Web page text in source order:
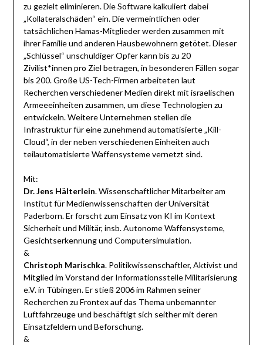
zu gezielt eliminieren. Die Software kalkuliert dabei
„Kollateralschäden“ ein. Die vermeintlichen oder
tatsächlichen Hamas-Mitglieder werden zusammen mit
ihrer Familie und anderen Hausbewohnern getötet. Dieser
„Schlüssel“ unschuldiger Opfer kann bis zu 20
Zivilist*innen pro Ziel betragen, in besonderen Fällen sogar
bis 200. Große US-Tech-Firmen arbeiteten laut
Recherchen verschiedener Medien direkt mit israelischen
Armeeeinheiten zusammen, um diese Technologien zu
entwickeln. Weitere Unternehmen stellen die
Infrastruktur für eine zunehmend automatisierte „Kill-
Cloud“, in der neben verschiedenen Einheiten auch
teilautomatisierte Waffensysteme vernetzt sind.
Mit:
Dr. Jens Hälterlein. Wissenschaftlicher Mitarbeiter am
Institut für Medienwissenschaften der Universität
Paderborn. Er forscht zum Einsatz von KI im Kontext
Sicherheit und Militär, insb. Autonome Waffensysteme,
Gesichtserkennung und Computersimulation.
&
Christoph Marischka. Politikwissenschaftler, Aktivist und
Mitglied im Vorstand der Informationsstelle Militarisierung
e.V. in Tübingen. Er stieß 2006 im Rahmen seiner
Recherchen zu Frontex auf das Thema unbemannter
Luftfahrzeuge und beschäftigt sich seither mit deren
Einsatzfeldern und Beforschung.
&